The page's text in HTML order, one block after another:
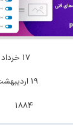
17 خرداد 1403
19 اردیبهشت 1405
1884